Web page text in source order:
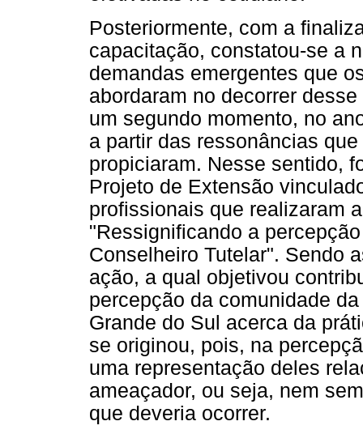
Posteriormente, com a
capacitação, constatou-se a
demandas emergentes que
abordaram no decorrer
um segundo momento, no
a partir das ressonâncias
propiciaram. Nesse sentido,
Projeto de Extensão
profissionais que realizaram
"Ressignificando a
Conselheiro Tutelar". Sendo
ação, a qual objetivou
percepção da comunidade
Grande do Sul acerca da
se originou, pois, na
uma representação deles
ameaçador, ou seja, nem
que deveria ocorrer.